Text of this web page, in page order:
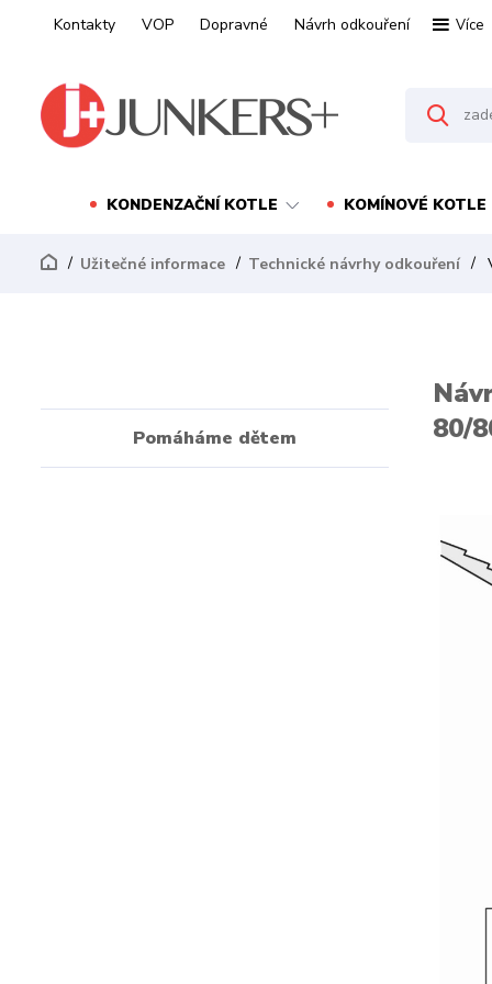
Kontakty VOP Dopravné Návrh odkouření Více
KONDENZAČNÍ KOTLE KOMÍNOVÉ KOTLE
Užitečné informace Technické návrhy odkouření
Pomáháme dětem
80/